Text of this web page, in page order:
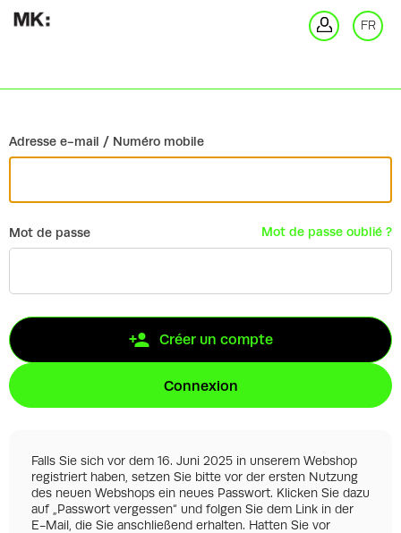
FR
Adresse e-mail / Numéro mobile
Mot de passe Mot de passe oublié ?
Créer un compte
Connexion
Falls Sie sich vor dem 16. Juni 2025 in unserem Webshop
registriert haben, setzen Sie bitte vor der ersten Nutzung
des neuen Webshops ein neues Passwort. Klicken Sie dazu
auf „Passwort vergessen“ und folgen Sie dem Link in der
E-Mail, die Sie anschließend erhalten. Hatten Sie vor